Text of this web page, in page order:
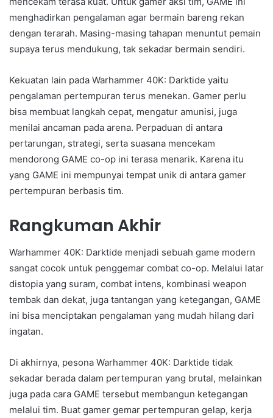
menghadirkan pengalaman agar bermain bareng rekan
dengan terarah. Masing-masing tahapan menuntut pemain
supaya terus mendukung, tak sekadar bermain sendiri.
Kekuatan lain pada Warhammer 40K: Darktide yaitu
pengalaman pertempuran terus menekan. Gamer perlu
bisa membuat langkah cepat, mengatur amunisi, juga
menilai ancaman pada arena. Perpaduan di antara
pertarungan, strategi, serta suasana mencekam
mendorong GAME co-op ini terasa menarik. Karena itu
yang GAME ini mempunyai tempat unik di antara gamer
pertempuran berbasis tim.
Rangkuman Akhir
Warhammer 40K: Darktide menjadi sebuah game modern
sangat cocok untuk penggemar combat co-op. Melalui latar
distopia yang suram, combat intens, kombinasi weapon
tembak dan dekat, juga tantangan yang ketegangan, GAME
ini bisa menciptakan pengalaman yang mudah hilang dari
ingatan.
Di akhirnya, pesona Warhammer 40K: Darktide tidak
sekadar berada dalam pertempuran yang brutal, melainkan
juga pada cara GAME tersebut membangun ketegangan
melalui tim. Buat gamer gemar pertempuran gelap, kerja